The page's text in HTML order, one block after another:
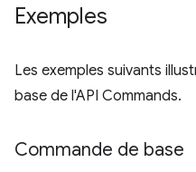
Exemples
Les exemples suivants
base de l'API Commands.
Commande de base